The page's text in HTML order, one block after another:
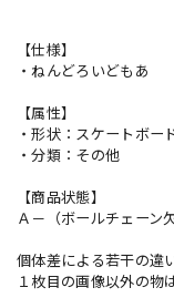
【仕様】
・ねんどろいどもあ
【属性】
・形状：スケートボー
・分類：その他
【商品状態】
Ａ－（ボールチェーン
個体差による若干の違
１枚目の画像以外の物